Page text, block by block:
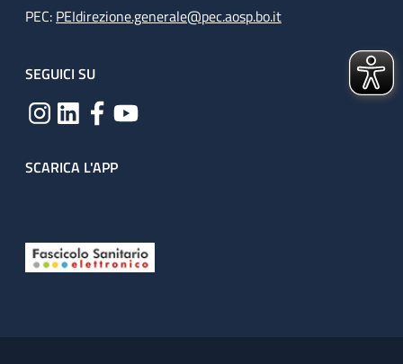
PEC: PEIdirezione.generale@pec.aosp.bo.it
SEGUICI SU
SCARICA L'APP